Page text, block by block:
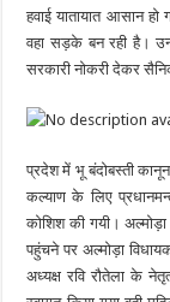
हवाई यातायात आसान
वहा सड़के बन रही है।
सरकारी नोकरी देकर
प्रदेश में भू बंदोबस्ती
कल्याण के लिए
कोशिश की गयी।
पहुंचने पर अल्मोड़ा
अध्यक्ष रवि रौतेला के